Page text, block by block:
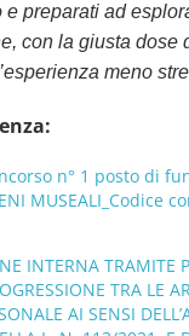
preparati ad
con la giusta dose
meno
n° 1 posto di
INTERNA TRAMITE
TRA LE
AI SENSI